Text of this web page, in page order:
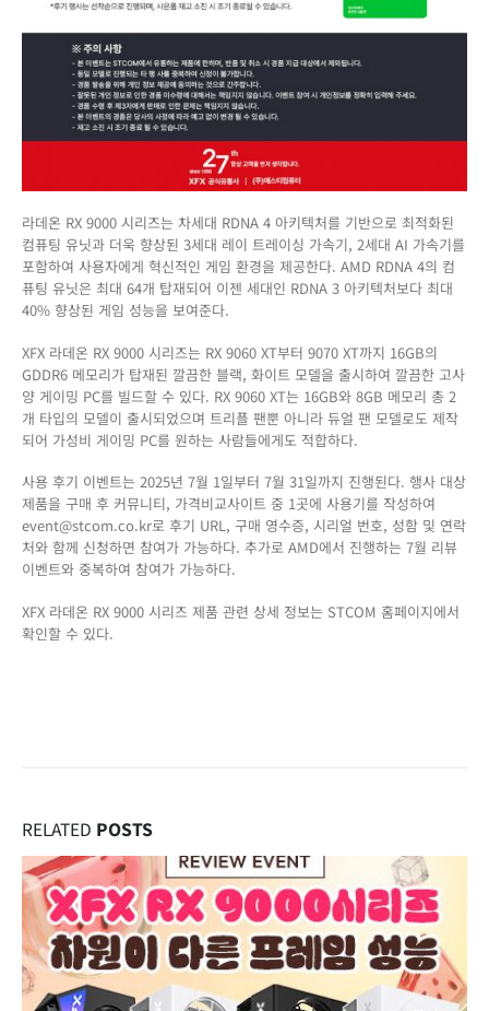
라데온 RX 9000 시리즈는 차세대 RDNA 4 아키텍처를 기반으로 최적화된
컴퓨팅 유닛과 더욱 향상된 3세대 레이 트레이싱 가속기, 2세대 AI 가속기를
포함하여 사용자에게 혁신적인 게임 환경을 제공한다. AMD RDNA 4의 컴
퓨팅 유닛은 최대 64개 탑재되어 이젠 세대인 RDNA 3 아키텍처보다 최대
40% 향상된 게임 성능을 보여준다.
XFX 라데온 RX 9000 시리즈는 RX 9060 XT부터 9070 XT까지 16GB의
GDDR6 메모리가 탑재된 깔끔한 블랙, 화이트 모델을 출시하여 깔끔한 고사
양 게이밍 PC를 빌드할 수 있다. RX 9060 XT는 16GB와 8GB 메모리 총 2
개 타입의 모델이 출시되었으며 트리플 팬뿐 아니라 듀얼 팬 모델로도 제작
되어 가성비 게이밍 PC를 원하는 사람들에게도 적합하다.
사용 후기 이벤트는 2025년 7월 1일부터 7월 31일까지 진행된다. 행사 대상
제품을 구매 후 커뮤니티, 가격비교사이트 중 1곳에 사용기를 작성하여
event@stcom.co.kr로 후기 URL, 구매 영수증, 시리얼 번호, 성함 및 연락
처와 함께 신청하면 참여가 가능하다. 추가로 AMD에서 진행하는 7월 리뷰
이벤트와 중복하여 참여가 가능하다.
XFX 라데온 RX 9000 시리즈 제품 관련 상세 정보는 STCOM 홈페이지에서
확인할 수 있다.
RELATED POSTS